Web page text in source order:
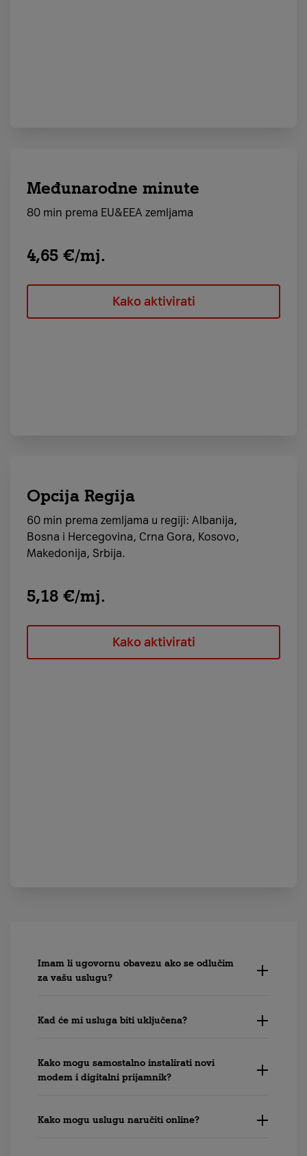
Međunarodne minute
80 min prema EU&EEA zemljama
4,65 €/mj.
Kako aktivirati
Opcija Regija
60 min prema zemljama u regiji: Albanija,
Bosna i Hercegovina, Crna Gora, Kosovo,
Makedonija, Srbija.
5,18 €/mj.
Kako aktivirati
Imam li ugovornu obavezu ako se odlučim
za vašu uslugu?
Kad će mi usluga biti uključena?
Kako mogu samostalno instalirati novi
modem i digitalni prijamnik?
Kako mogu uslugu naručiti online?